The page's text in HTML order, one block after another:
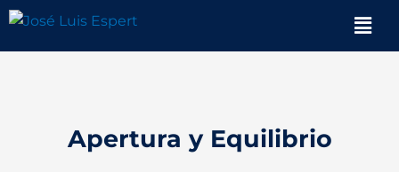
contenido
Apertura y Equilibrio